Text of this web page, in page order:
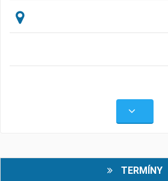
TERMÍNY